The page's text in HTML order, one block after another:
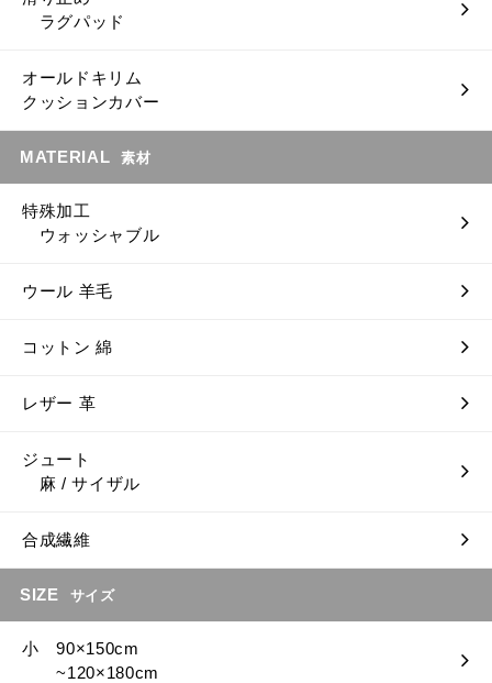
ラグパッド
オールドキリム
クッションカバー
MATERIAL 素材
特殊加工
ウォッシャブル
ウール 羊毛
コットン 綿
レザー 革
ジュート
麻 / サイザル
合成繊維
SIZE サイズ
小 90×150cm
~120×180cm